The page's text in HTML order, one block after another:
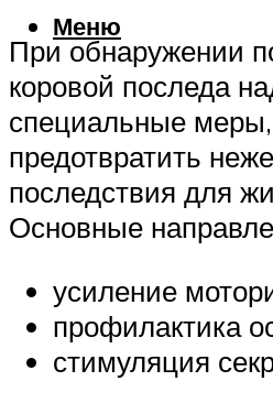
Меню
При обнаружении
коровой последа
специальные
предотвратить
последствия для
Основные
усиление
профилактика
стимуляция